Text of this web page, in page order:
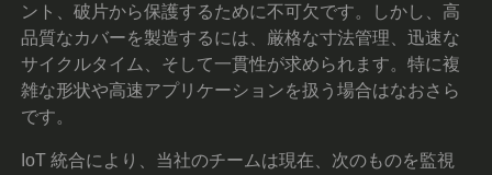
ント、破片から保護するために不可欠です。しかし、高
品質なカバーを製造するには、厳格な寸法管理、迅速な
サイクルタイム、そして一貫性が求められます。特に複
雑な形状や高速アプリケーションを扱う場合はなおさら
です。
IoT 統合により、当社のチームは現在、次のものを監視